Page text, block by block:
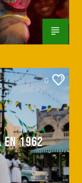
0
EN 1962